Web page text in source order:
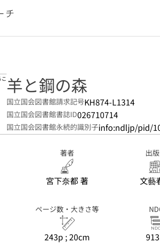
ルプページへのリンク
羊と鋼の森
国立国会図書館請求記号KH874-L1314
国立国会図書館書誌ID026710714
国立国会図書館永続的識別子info:ndljp/pid/
著者
宮下奈都 著
出
文藝
ページ数・大きさ等
243p ; 20cm